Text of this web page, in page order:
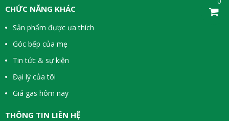
CHỨC NĂNG KHÁC
Sản phẩm được ưa thích
Góc bếp của mẹ
Tin tức & sự kiện
Đại lý của tôi
Giá gas hôm nay
THÔNG TIN LIÊN HỆ